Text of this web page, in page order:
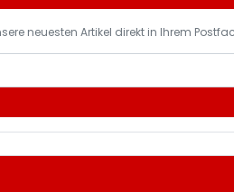
neuesten Artikel direkt in Ihrem